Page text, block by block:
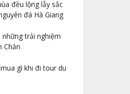
đều lộng lẫy sắc
đá Hà Giang
những trải nghiệm
Chăn
gì khi đi tour du